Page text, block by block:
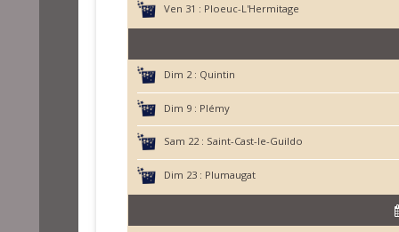
Ven 31 : Ploeuc-L'Hermitage
Dim 2 : Quintin
Dim 9 : Plémy
Sam 22 : Saint-Cast-le-Guildo
Dim 23 : Plumaugat